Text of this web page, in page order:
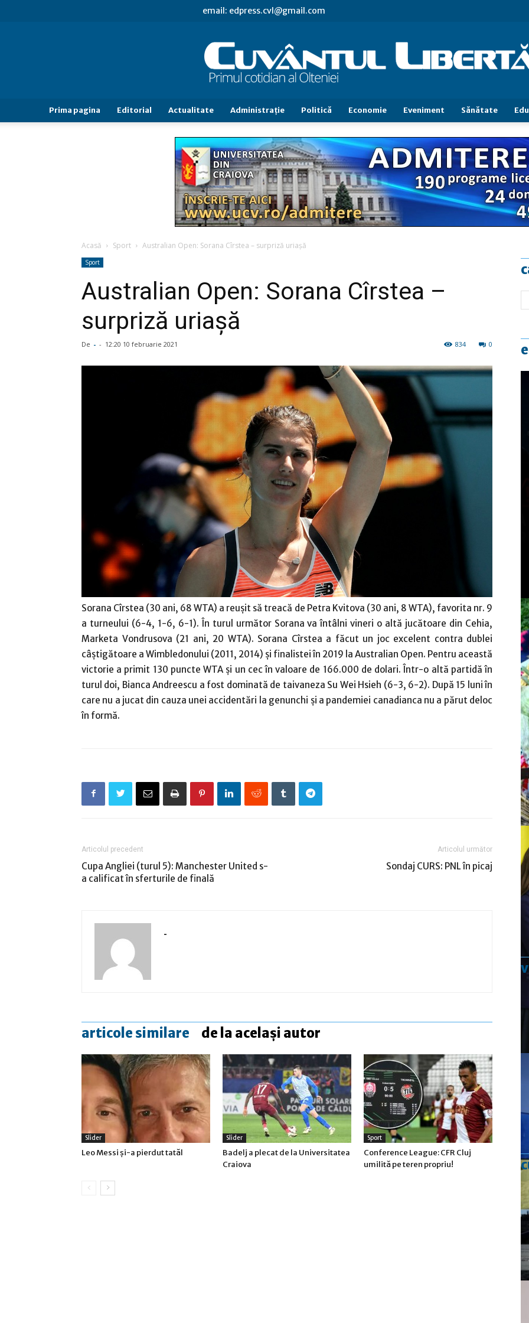
email: edpress.cvl@gmail.com
Cuvântul
Libertăţii
Prima pagina Editorial Actualitate Administraţie Politică Economie Eveniment Sănătate
Acasă Sport Australian Open: Sorana Cîrstea – surpriză uriaşă
Sport
Australian Open: Sorana Cîrstea –
surpriză uriaşă
De - - 12:20 10 februarie 2021 0
834
Sorana Cîrstea (30 ani, 68 WTA) a reuşit să treacă de Petra Kvitova (30 ani, 8 WTA), favorita nr. 9
a turneului (6-4, 1-6, 6-1). În turul următor Sorana va întâlni vineri o altă jucătoare din Cehia,
Marketa Vondrusova (21 ani, 20 WTA). Sorana Cîrstea a făcut un joc excelent contra dublei
câştigătoare a Wimbledonului (2011, 2014) şi finalistei în 2019 la Australian Open. Pentru această
victorie a primit 130 puncte WTA şi un cec în valoare de 166.000 de dolari. Într-o altă partidă în
turul doi, Bianca Andreescu a fost dominată de taivaneza Su Wei Hsieh (6-3, 6-2). După 15 luni în
care nu a jucat din cauza unei accidentări la genunchi şi a pandemiei canadianca nu a părut deloc
în formă.
Articolul precedent
Cupa Angliei (turul 5): Manchester United s-
a calificat în sferturile de finală
Articolul următor
Sondaj CURS: PNL în picaj
-
articole similare de la același autor
Slider
Leo Messi şi-a pierdut tatăl
Slider
Badelj a plecat de la Universitatea
Craiova
Sport
Conference League: CFR Cluj
umilită pe teren propriu!